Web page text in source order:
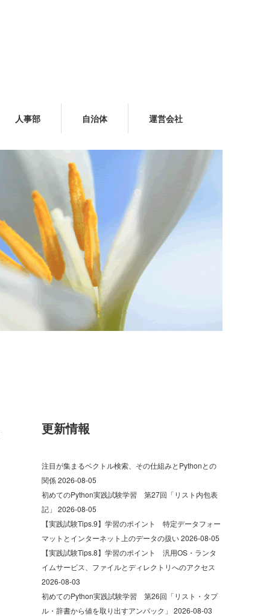
人事部 自治体 運営会社
更新情報
注目が集まるベクトル検索、その仕組みとPythonとの
関係2026-08-05
初めてのPython実践試験学習 第27回「リスト内包表
記」 2026-08-05
【実践試験Tips.9】学習のポイント 特定データフォー
マットとインターネット上のデータの扱い2026-08-05
【実践試験Tips.8】学習のポイント 汎用OS・ランタ
イムサービス、ファイルとディレクトリへのアクセス
2026-08-03
初めてのPython実践試験学習 第26回「リスト・タプ
ル・辞書から値を取り出すアンパック」 2026-08-03